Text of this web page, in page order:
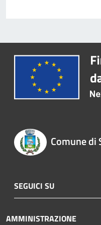
Comune di
SEGUICI SU
AMMINISTRAZIONE